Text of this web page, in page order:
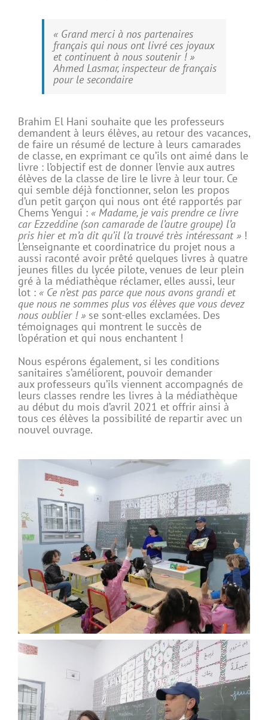
« Grand merci à nos partenaires
français qui nous ont livré ces joyaux
et continuent à nous soutenir ! »
Ahmed Lasmar, inspecteur de français
pour le secondaire
Brahim El Hani souhaite que les professeurs
demandent à leurs élèves, au retour des vacances,
de faire un résumé de lecture à leurs camarades
de classe, en exprimant ce qu’ils ont aimé dans le
livre : l’objectif est de donner l’envie aux autres
élèves de la classe de lire le livre à leur tour. Ce
qui semble déjà fonctionner, selon les propos
d’un petit garçon qui nous ont été rapportés par
Chems Yengui : « Madame, je vais prendre ce livre
car Ezzeddine (son camarade de l’autre groupe) l’a
pris hier et m’a dit qu’il l’a trouvé très intéressant » !
L’enseignante et coordinatrice du projet nous a
aussi raconté avoir prêté quelques livres à quatre
jeunes filles du lycée pilote, venues de leur plein
gré à la médiathèque réclamer, elles aussi, leur
lot : « Ce n’est pas parce que nous avons grandi et
que nous ne sommes plus vos élèves que vous devez
nous oublier ! » se sont-elles exclamées. Des
témoignages qui montrent le succès de
l’opération et qui nous enchantent !
Nous espérons également, si les conditions
sanitaires s’améliorent, pouvoir demander
aux professeurs qu’ils viennent accompagnés de
leurs classes rendre les livres à la médiathèque
au début du mois d’avril 2021 et offrir ainsi à
tous ces élèves la possibilité de repartir avec un
nouvel ouvrage.